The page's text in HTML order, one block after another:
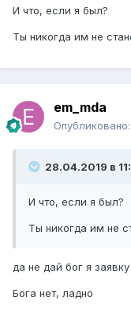
И что, если я был?
Ты никогда им не
em_mda
Опубликовано:
28.04.2019 в
И что, если я был?
Ты никогда им не
да не дай бог я
Бога нет, ладно